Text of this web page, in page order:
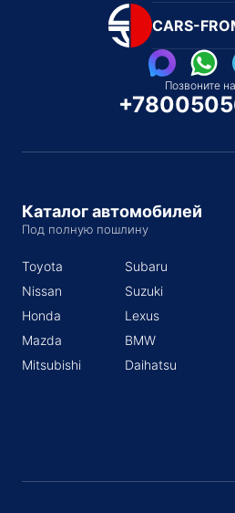
CARS-
Позвоните
Каталог автомобилей
Под полную пошлину
Toyota
Nissan
Honda
Mazda
Mitsubishi
Subaru
Suzuki
Lexus
BMW
Daihatsu